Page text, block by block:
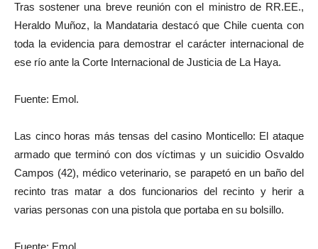
Tras sostener una breve reunión con el ministro de RR.EE.,
Heraldo Muñoz, la Mandataria destacó que Chile cuenta con
toda la evidencia para demostrar el carácter internacional de
ese río ante la Corte Internacional de Justicia de La Haya.
Fuente: Emol.
Las cinco horas más tensas del casino Monticello: El ataque
armado que terminó con dos víctimas y un suicidio Osvaldo
Campos (42), médico veterinario, se parapetó en un baño del
recinto tras matar a dos funcionarios del recinto y herir a
varias personas con una pistola que portaba en su bolsillo.
Fuente: Emol.